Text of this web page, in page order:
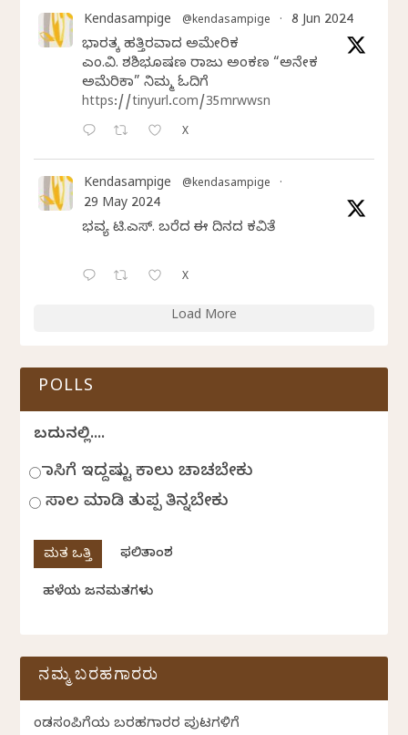
Kendasampige @kendasampige · 8 Jun 2024
ಭಾರತಕ್ಕೆ ಹತ್ತಿರವಾದ ಅಮೇರಿಕ
ಎಂ.ವಿ. ಶಶಿಭೂಷಣ ರಾಜು ಅಂಕಣ “ಅನೇಕ
ಅಮೆರಿಕಾ” ನಿಮ್ಮ ಓದಿಗೆ
https://tinyurl.com/35mrwwsn
X
Kendasampige @kendasampige ·
29 May 2024
ಭವ್ಯ ಟಿ.ಎಸ್. ಬರೆದ ಈ ದಿನದ ಕವಿತೆ
X
Load More
POLLS
ಬದುಕಿನಲ್ಲಿ....
ಹಾಸಿಗೆ ಇದ್ದಷ್ಟು ಕಾಲು ಚಾಚಬೇಕು
ಸಾಲ ಮಾಡಿ ತುಪ್ಪ ತಿನ್ನಬೇಕು
ಫಲಿತಾಂಶ
ಹಳೆಯ ಜನಮತಗಳು
ನಮ್ಮ ಬರಹಗಾರರು
ಕೆಂಡಸಂಪಿಗೆಯ ಬರಹಗಾರರ ಪುಟಗಳಿಗೆ